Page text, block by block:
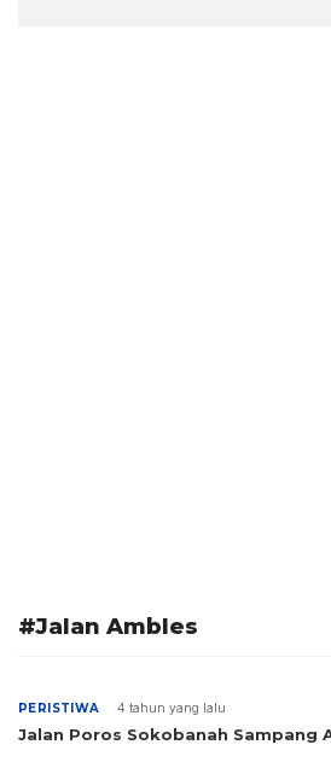
#Jalan Ambles
PERISTIWA 4 tahun yang lalu
Jalan Poros Sokobanah Sampang